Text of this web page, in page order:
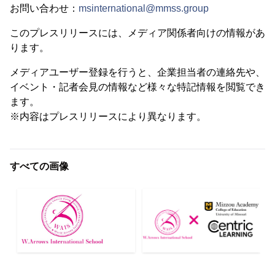
お問い合わせ： msinternational@mmss.group
このプレスリリースには、メディア関係者向けの情報があ
ります。
メディアユーザー登録を行うと、企業担当者の連絡先や、
イベント・記者会見の情報など様々な特記情報を閲覧でき
ます。
※内容はプレスリリースにより異なります。
すべての画像